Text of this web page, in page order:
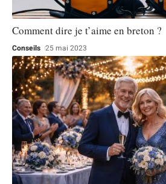
Comment dire je t’aime en breton ?
Conseils 25 mai 2023